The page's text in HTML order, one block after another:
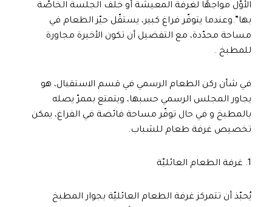
الأوّل مواجهًا لغرفة المعيشة أو خلف الجلسة الخاصّة
بها”.وعندما يتوفّر فراغ كبير، يستقّل حيّز الطعام في
مساحة محدّدة، مع التفضيل أن تكون الأخيرة مجاورة
للمطبخ .
في شأن ركن الطعام الرسمي في قسم الاستقبال، هو
يجاور المجلس الرسمي حسبها، ويتمتع بممرّ يصله
بالمطبخ و في حال توفّر مساحة فائضة في الفراغ، يمكن
تخصيص غرفة طعام للشباب.
1. غرفة الطعام العائليّة
يُحبّذ أن تتمركز غرفة الطعام العائليّة بجوار المطبخ